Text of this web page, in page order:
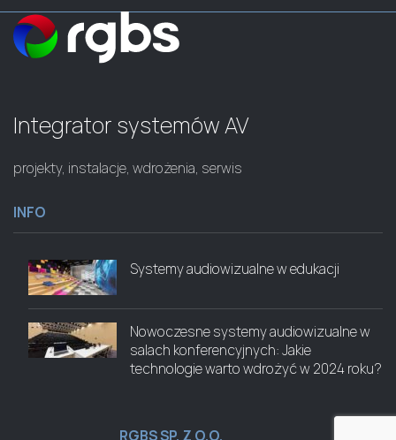
Integrator systemów AV
projekty, instalacje, wdrożenia, serwis
INFO
Systemy audiowizualne w edukacji
Nowoczesne systemy audiowizualne w
salach konferencyjnych: Jakie
technologie warto wdrożyć w 2024 roku?
RGBS SP. Z O.O.